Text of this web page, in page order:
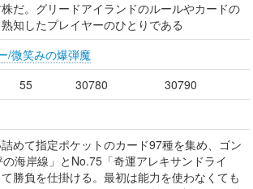
だ。グリードアイランドのルールやカードの
知したプレイヤーのひとりである
/微笑みの爆弾魔
55 30780
30790
めて指定ポケットのカード97種を集め、ゴン
海岸線」とNo.75「奇運アレキサンドライ
勝負を仕掛ける。最初は能力を使わなくても